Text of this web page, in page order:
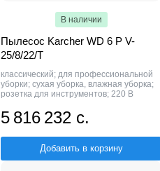
В наличии
Пылесос Karcher WD 6 P V-
25/8/22/T
классический; для профессиональной
уборки; сухая уборка, влажная уборка;
розетка для инструментов; 220 В
5 816 232 с.
Добавить в корзину